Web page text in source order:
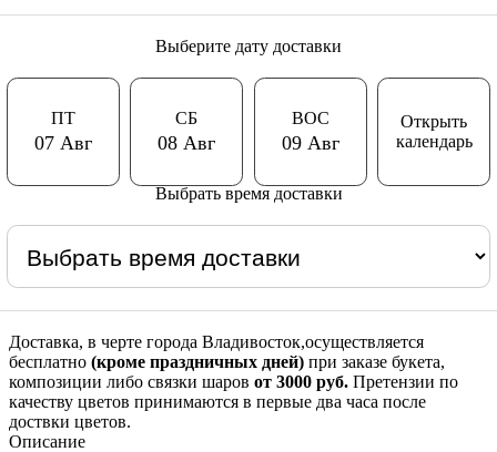
Выберите дату доставки
ПТ
07 Авг
СБ
08 Авг
ВОС
09 Авг
Открыть
календарь
Выбрать время доставки
Доставка, в черте города Владивосток,осуществляется
бесплатно (кроме праздничных дней) при заказе букета,
композиции либо связки шаров от 3000 руб. Претензии по
качеству цветов принимаются в первые два часа после
доствки цветов.
Описание